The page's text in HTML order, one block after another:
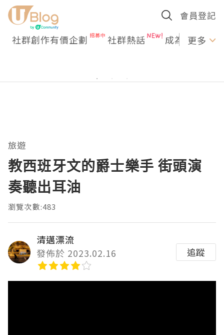
會員登記
社群創作有價企劃 社群熱話 成為U更多
旅遊
教西班牙文的爵士樂手 街頭演
奏聽出耳油
瀏覽次數:483
清邁漂流
發佈於 2023.02.16
追蹤